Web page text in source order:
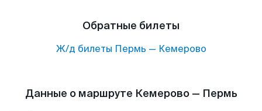
Обратные билеты
Ж/д билеты Пермь — Кемерово
Данные о маршруте Кемерово — Пермь